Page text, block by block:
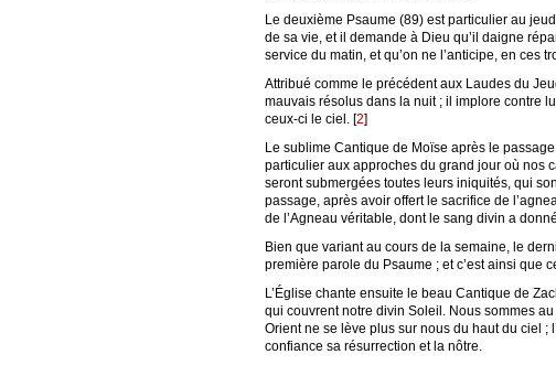
Le deuxième Psaume (89) est particulier au
de sa vie, et il demande à Dieu qu’il daigne
service du matin, et qu’on ne l’anticipe, en ces
Attribué comme le précédent aux Laudes du
mauvais résolus dans la nuit ; il implore contre
ceux-ci le ciel. [2]
Le sublime Cantique de Moïse après le
particulier aux approches du grand jour où nos
seront submergées toutes leurs iniquités, qui
passage, après avoir offert le sacrifice de
de l’Agneau véritable, dont le sang divin a
Bien que variant au cours de la semaine, le
première parole du Psaume ; et c’est ainsi que
L’Église chante ensuite le beau Cantique de
qui couvrent notre divin Soleil. Nous sommes
Orient ne se lève plus sur nous du haut du ciel ;
confiance sa résurrection et la nôtre.